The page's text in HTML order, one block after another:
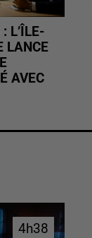
: L’ÎLE-
LANCE
AVEC
4h38
4h38